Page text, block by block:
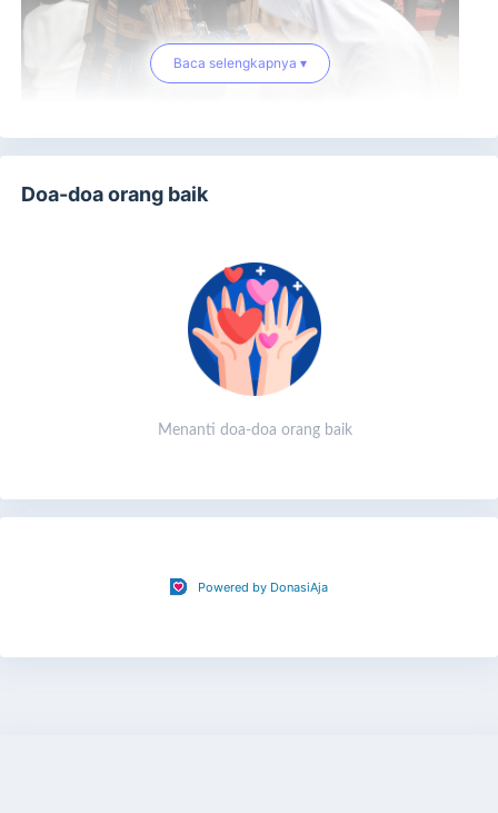
Salurkan SEDEKAH terbaik Anda dengan cara:
Pilih Bank Transfer Bank Mandiri, BRI, BSI, CIMB
Klik ‘Donasi Sekarang’
Kontak Admin via WA jika sudah transfer di nomor
doa dan donasi keberkahan yang terkumpul
Baca selengkapnya ▾
Doa-doa orang baik
Menanti doa-doa orang baik
Powered by DonasiAja